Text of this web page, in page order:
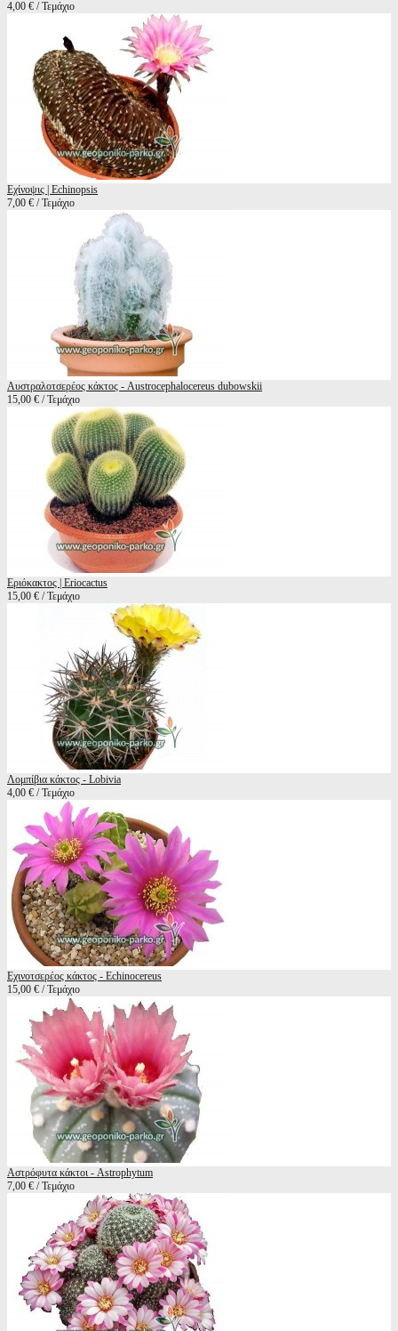
4,00 € / Τεμάχιο
Εχίνοψις | Echinopsis
7,00 € / Τεμάχιο
Αυστραλοτσερέος κάκτος - Austrocephalocereus dubowskii
15,00 € / Τεμάχιο
Εριόκακτος | Eriocactus
15,00 € / Τεμάχιο
Λομπίβια κάκτος - Lobivia
4,00 € / Τεμάχιο
Εχινοτσερέος κάκτος - Echinocereus
15,00 € / Τεμάχιο
Αστρόφυτα κάκτοι - Astrophytum
7,00 € / Τεμάχιο